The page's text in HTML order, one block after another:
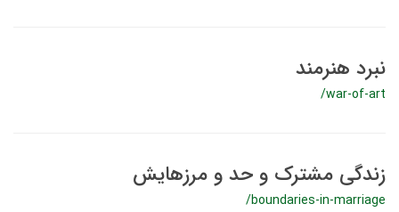
نبرد هنرمند
/war-of-art
زندگی مشترک و حد و مرزهایش
/boundaries-in-marriage